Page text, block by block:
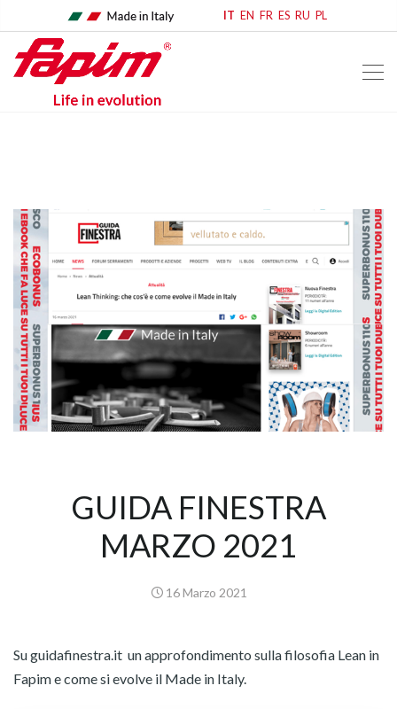
IT EN FR ES RU PL
GUIDA FINESTRA
MARZO 2021
16 Marzo 2021
Su guidafinestra.it un approfondimento sulla filosofia Lean in
Fapim e come si evolve il Made in Italy.